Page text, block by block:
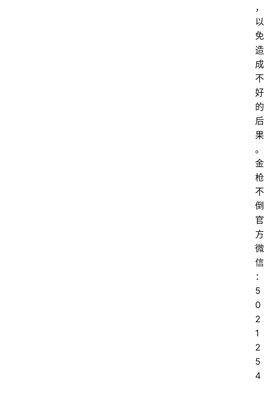
，
以
免
造
成
不
好
的
后
果
。
金
枪
不
倒
官
方
微
信
：
5
0
2
1
2
5
4